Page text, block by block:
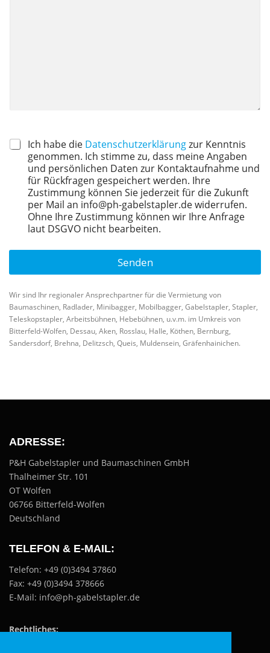
Ich habe die Datenschutzerklärungzur Kenntnis
genommen. Ich stimme zu, dass meine Angaben
und persönlichen Daten zur Kontaktaufnahme und
für Rückfragen gespeichert werden. Ihre
Zustimmung können Sie jederzeit für die Zukunft
per Mail an info@ph-gabelstapler.de widerrufen.
Ohne Ihre Zustimmung können wir Ihre Anfrage
laut DSGVO nicht bearbeiten.
Senden
lt
e
r
n
a
Wir sind Ihr regionaler Ansprechpartner für die Vermietung von
Baumaschinen, Radlader, Minibagger, Mobilbagger, Gabelstapler, Stapler,
Teleskopstapler, Arbeitsbühnen, Hebebühnen, u.v.m. im Umkreis von
Bitterfeld-Wolfen, Dessau, Aken, Rosslau, Halle, Köthen, Bernburg,
Sandersdorf, Brehna, Delitzsch, Queis, Muldensein, Gräfenhainichen.
ADRESSE:
P&H Gabelstapler und Baumaschinen GmbH
Thalheimer Str. 101
OT Wolfen
06766 Bitterfeld-Wolfen
Deutschland
TELEFON & E-MAIL:
Telefon: +49 (0)3494 37860
Fax: +49 (0)3494 378666
E-Mail: info@ph-gabelstapler.de
Rechtliches: